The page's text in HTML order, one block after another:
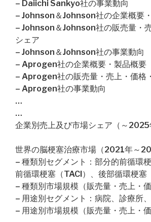
– Daiichi Sankyo社の事業動向
– Johnson＆Johnson社の企業概要
– Johnson＆Johnson社の販売量・
シェア
– Johnson＆Johnson社の事業動向
– Aprogen社の企業概要・製品概要
– Aprogen社の販売量・売上・価格
– Aprogen社の事業動向
…
…
企業別売上及び市場シェア（～2025
世界の脳梗塞治療市場（2021年～
– 種類別セグメント：部分的前循環
前循環梗塞（TACI）、後部循環梗塞
– 種類別市場規模（販売量・売上・価
– 用途別セグメント：病院、診療所
– 用途別市場規模（販売量・売上・価